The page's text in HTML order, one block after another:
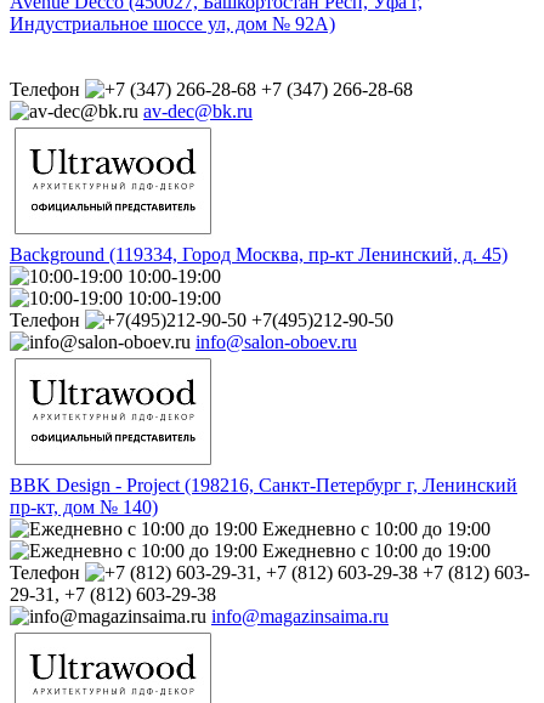
Индустриальное шоссе ул, дом № 92А)
Телефон
+7 (347) 266-28-68
av-dec@bk.ru
Background (119334, Город Москва, пр-кт Ленинский, д. 45)
10:00-19:00
10:00-19:00
Телефон
+7(495)212-90-50
info@salon-oboev.ru
BBK Design - Project (198216, Санкт-Петербург г, Ленинский
пр-кт, дом № 140)
Ежедневно с 10:00 до 19:00
Ежедневно с 10:00 до 19:00
Телефон
+7 (812) 603-
29-31, +7 (812) 603-29-38
info@magazinsaima.ru